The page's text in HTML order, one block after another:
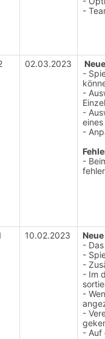
-
02.03.2023
-
-
-
-
-
10.02.2023
-
-
-
- Im
-
-
- Auf